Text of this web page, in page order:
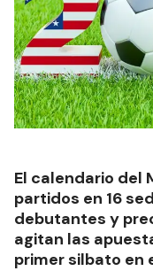
El calendario del
partidos en 16
debutantes y
agitan las
primer silbato en